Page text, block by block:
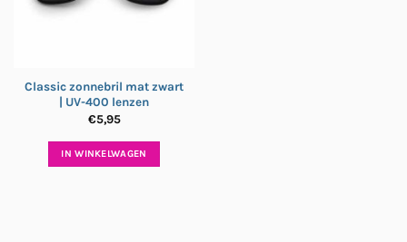
Classic zonnebril mat zwart
| UV-400 lenzen
€5,95
IN WINKELWAGEN